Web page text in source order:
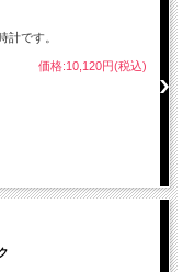
計です。
価格:10,120円(税込)